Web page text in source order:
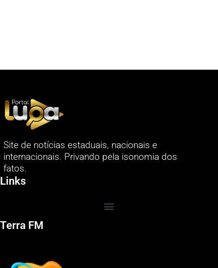
Site de notícias estaduais, nacionais e
internacionais. Privando pela isonomia dos
fatos.
Links
Terra FM